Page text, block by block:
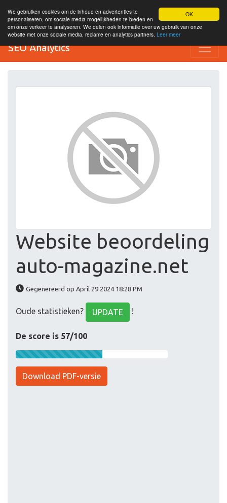
OK
We gebruiken cookies om de inhoud en advertenties te
personaliseren, om sociale media mogelijkheden te bieden en
om onze verkeer te analyseren. We delen ook informatie over uw gebruik van onze
website met onze sociale media, reclame en analytics partners. Leer meer
SEO Analytics
Website beoordeling
auto-magazine.net
Gegenereerd op April 29 2024 18:28 PM
Oude statistieken? UPDATE !
De score is 57/100
Download PDF-versie